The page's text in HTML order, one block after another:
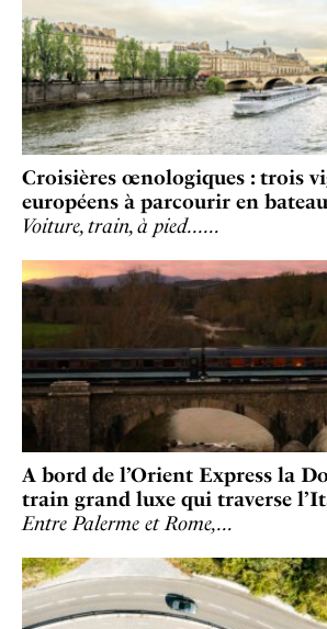
Croisières œnologiques : trois
européens à parcourir en bateau
Voiture, train, à pied...…
A bord de l’Orient Express la
train grand luxe qui traverse
Entre Palerme et Rome,…